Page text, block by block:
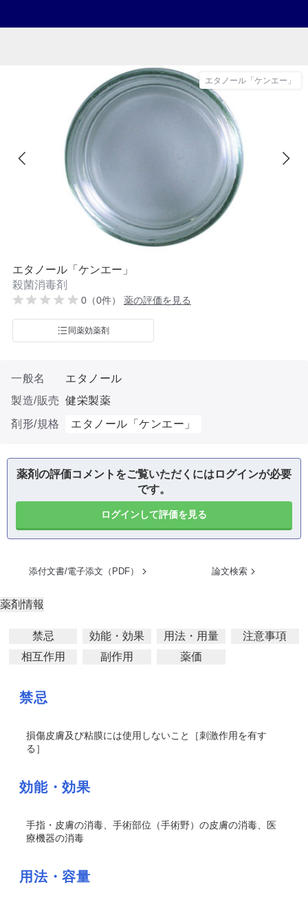
エタノール「ケンエー」
エタノール「ケンエー」
殺菌消毒剤
0（0件） 薬の評価を見る
同薬効薬剤
一般名
エタノール
製造/販売 健栄製薬
剤形/規格
エタノール「ケンエー」
薬剤の評価コメントをご覧いただくにはログインが必要
です。
ログインして評価を見る
添付文書/電子添文（PDF） 論文検索
薬剤情報
禁忌 効能・効果 用法・用量
注意事項
相互作用
副作用 薬価
禁忌
損傷皮膚及び粘膜には使用しないこと［刺激作用を有す
る］
効能・効果
手指・皮膚の消毒、手術部位（手術野）の皮膚の消毒、医
療機器の消毒
用法・容量